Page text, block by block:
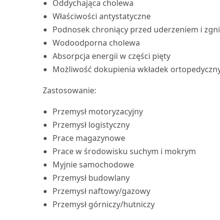
Oddychająca cholewa
Właściwości antystatyczne
Podnosek chroniący przed uderzeniem i
Wodoodporna cholewa
Absorpcja energii w części pięty
Możliwość dokupienia wkładek
Zastosowanie:
Przemysł motoryzacyjny
Przemysł logistyczny
Prace magazynowe
Prace w środowisku suchym i mokrym
Myjnie samochodowe
Przemysł budowlany
Przemysł naftowy/gazowy
Przemysł górniczy/hutniczy